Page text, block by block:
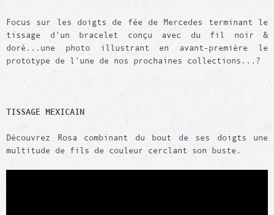
Focus sur les doigts de fée de Mercedes terminant le
tissage d'un bracelet conçu avec du fil noir &
doré...une photo illustrant en avant-première le
prototype de l'une de nos prochaines collections...?
TISSAGE MEXICAIN
Découvrez Rosa combinant du bout de ses doigts une
multitude de fils de couleur cerclant son buste.